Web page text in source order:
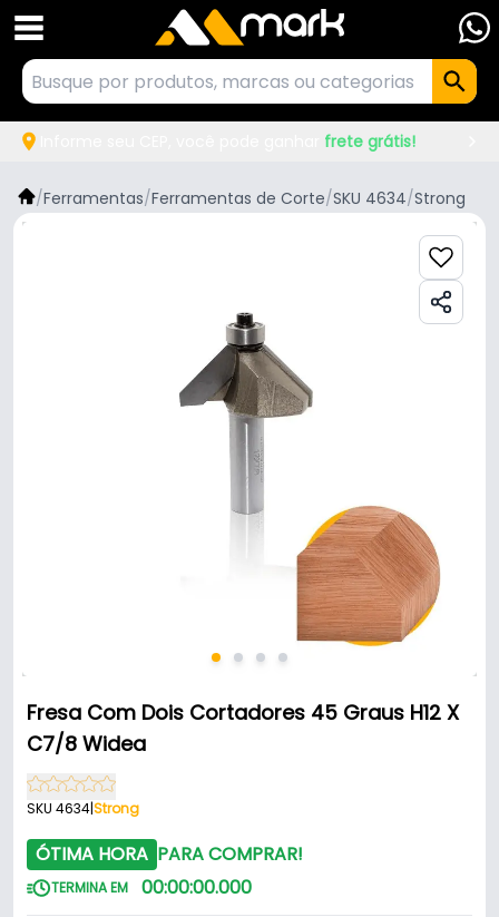
frete grátis!
/Ferramentas/Ferramentas de Corte/SKU 4634/Strong
Fresa Com Dois Cortadores 45 Graus H12 X
C7/8 Widea
SKU 4634|Strong
ÓTIMA HORA PARA COMPRAR!
TERMINA EM 00:00:00.000